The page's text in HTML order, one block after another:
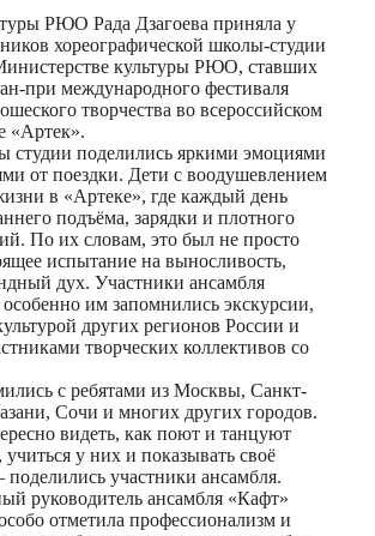
РЮО Рада Дзагоева приняла у
хореографической школы-студии
культуры РЮО, ставших
при международного фестиваля
творчества во всероссийском
«Артек».
поделились яркими эмоциями
от поездки. Дети с воодушевлением
в «Артеке», где каждый день
подъёма, зарядки и плотного
По их словам, это был не просто
испытание на выносливость,
дух. Участники ансамбля
им запомнились экскурсии,
других регионов России и
творческих коллективов со
с ребятами из Москвы, Санкт-
Сочи и многих других городов.
видеть, как поют и танцуют
учиться у них и показывать своё
участники ансамбля.
руководитель ансамбля «Кафт»
отметила профессионализм и